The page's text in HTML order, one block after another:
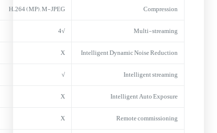
Compression
H.264 (MP); M-JPEG
Multi-streaming
√4
Intelligent Dynamic Noise Reduction
X
Intelligent streaming
√
Intelligent Auto Exposure
X
Remote commissioning
X